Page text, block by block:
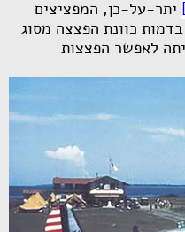
יתר-על-כן, המפציצים
כוונת הפצצה מסוג
לאפשר הפצצות